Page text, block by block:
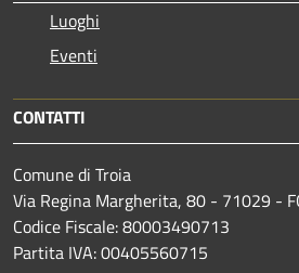
Luoghi
Eventi
CONTATTI
Comune di Troia
Via Regina Margherita, 80 - 71029 -
Codice Fiscale: 80003490713
Partita IVA: 00405560715